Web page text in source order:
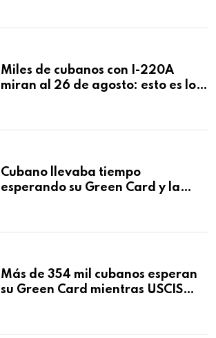
Miles de cubanos con I-220A
miran al 26 de agosto: esto es lo
Cubano llevaba tiempo
esperando su Green Card y la
Más de 354 mil cubanos esperan
su Green Card mientras USCIS